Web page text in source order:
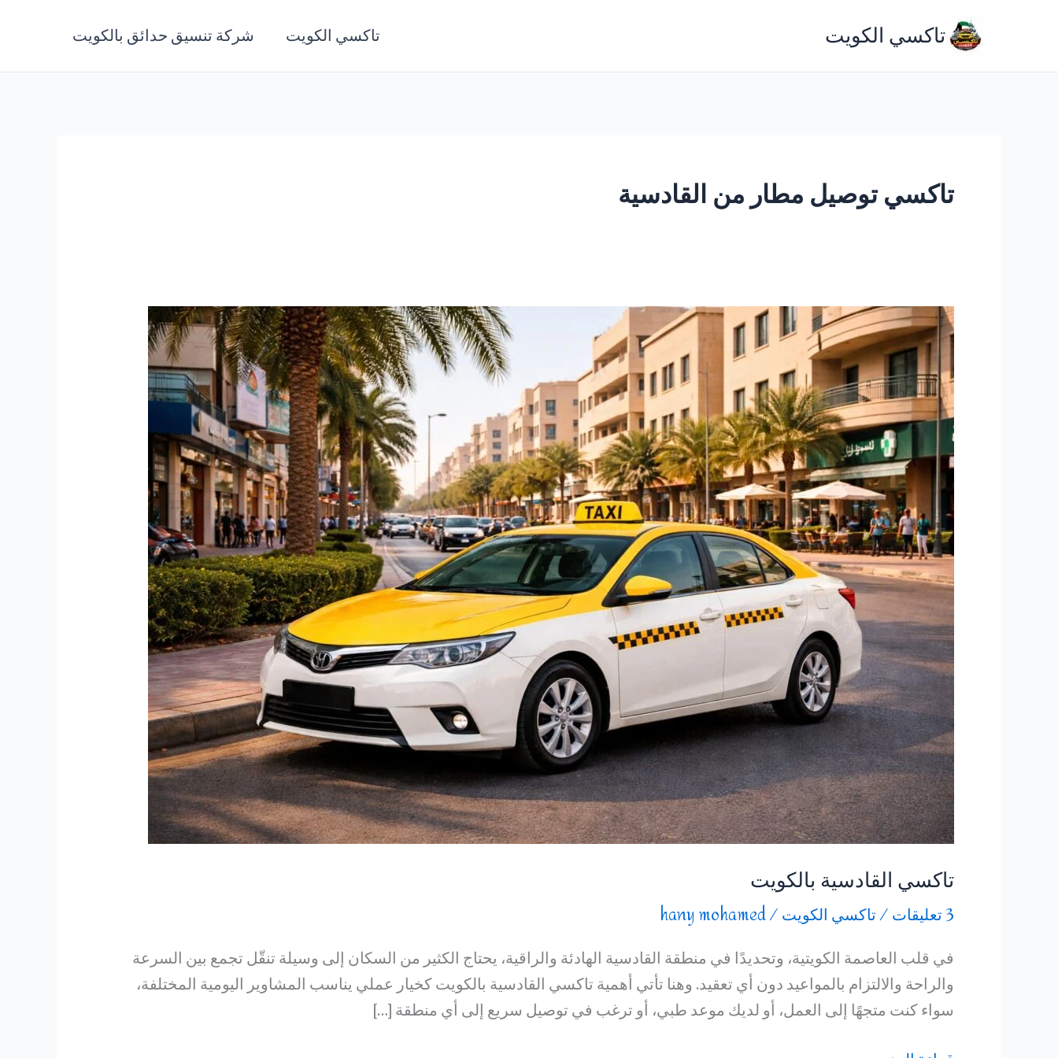
المحتوى
تاكسي الكويت تاكسي الكويت شركة تنسيق حدائق بالكويت
تاكسي توصيل مطار من القادسية
تاكسي القادسية بالكويت
3 تعليقات /تاكسي الكويت/
hany mohamed
في قلب العاصمة الكويتية، وتحديدًا في منطقة القادسية الهادئة والراقية، يحتاج الكثير من السكان إلى وسيلة تنقّل تجمع بين السرعة
والراحة والالتزام بالمواعيد دون أي تعقيد. وهنا تأتي أهمية تاكسي القادسية بالكويت كخيار عملي يناسب المشاوير اليومية المختلفة،
سواء كنت متجهًا إلى العمل، أو لديك موعد طبي، أو ترغب في توصيل سريع إلى أي منطقة […]